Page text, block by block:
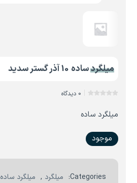
میلگرد ساده 10 آذر گستر سدید
0 دیدگاه
میلگرد ساده
موجود
Categories: میلگرد , میلگرد ساده